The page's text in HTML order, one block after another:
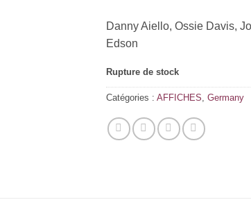
Danny Aiello, Ossie Davis,
Edson
Rupture de stock
Catégories : AFFICHES Germany